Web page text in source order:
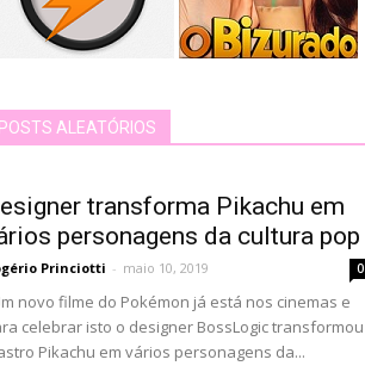
POSTS ALEATÓRIOS
transforma Pikachu em
personagens da cultura pop
Princiotti - maio 10, 2019 0
novo filme do Pokémon já está nos cinemas e
celebrar isto o designer BossLogic transformou
Pikachu em vários personagens da...